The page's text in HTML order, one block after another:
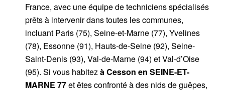
France, avec une équipe de techniciens spécialisés
prêts à intervenir dans toutes les communes,
incluant Paris (75), Seine-et-Marne (77), Yvelines
(78), Essonne (91), Hauts-de-Seine (92), Seine-
Saint-Denis (93), Val-de-Marne (94) et Val-d’Oise
(95). Si vous habitez à Cesson en SEINE-ET-
MARNE 77et êtes confronté à des nids de guêpes,